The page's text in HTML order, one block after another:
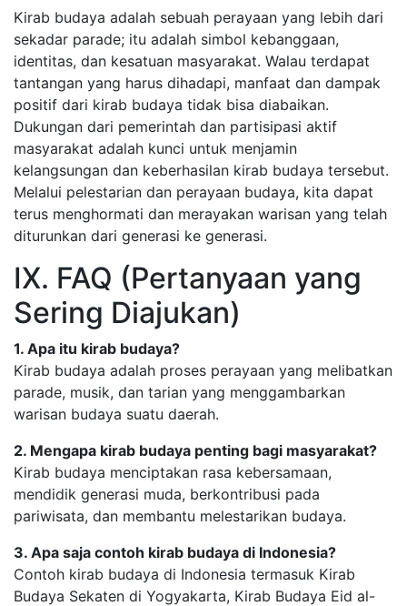
Kirab budaya adalah sebuah perayaan yang lebih dari
sekadar parade; itu adalah simbol kebanggaan,
identitas, dan kesatuan masyarakat. Walau terdapat
tantangan yang harus dihadapi, manfaat dan dampak
positif dari kirab budaya tidak bisa diabaikan.
Dukungan dari pemerintah dan partisipasi aktif
masyarakat adalah kunci untuk menjamin
kelangsungan dan keberhasilan kirab budaya tersebut.
Melalui pelestarian dan perayaan budaya, kita dapat
terus menghormati dan merayakan warisan yang telah
diturunkan dari generasi ke generasi.
IX. FAQ (Pertanyaan yang
Sering Diajukan)
1. Apa itu kirab budaya?
Kirab budaya adalah proses perayaan yang melibatkan
parade, musik, dan tarian yang menggambarkan
warisan budaya suatu daerah.
2. Mengapa kirab budaya penting bagi masyarakat?
Kirab budaya menciptakan rasa kebersamaan,
mendidik generasi muda, berkontribusi pada
pariwisata, dan membantu melestarikan budaya.
3. Apa saja contoh kirab budaya di Indonesia?
Contoh kirab budaya di Indonesia termasuk Kirab
Budaya Sekaten di Yogyakarta, Kirab Budaya Eid al-